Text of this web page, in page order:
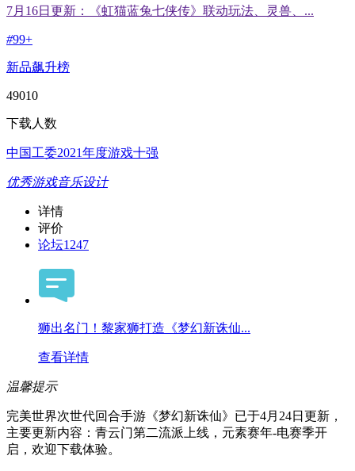
7月16日更新：《虹猫蓝兔七侠传》联动玩法、灵兽、...
#99+
新品飙升榜
49010
下载人数
中国工委2021年度游戏十强
优秀游戏音乐设计
详情
评价
论坛1247
狮出名门！黎家狮打造《梦幻新诛仙...
查看详情
温馨提示
完美世界次世代回合手游《梦幻新诛仙》已于4月24日更新，
主要更新内容：青云门第二流派上线，元素赛年-电赛季开
启，欢迎下载体验。